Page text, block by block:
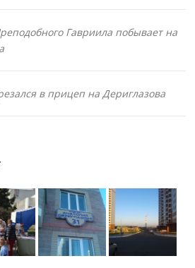
Гавриила побывает на
в прицеп на Дериглазова